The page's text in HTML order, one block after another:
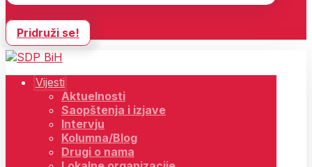
Pridruži se!
Vijesti
Aktuelnosti
Saopštenja i izjave
Intervju
Kolumna/Blog
Drugi o nama